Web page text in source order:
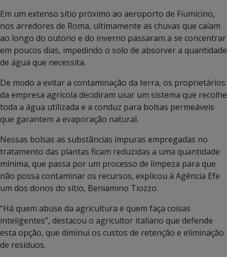
Em um extenso sítio próximo ao aeroporto de Fiumicino,
nos arredores de Roma, ultimamente as chuvas que caíam
ao longo do outono e do inverno passaram a se concentrar
em poucos dias, impedindo o solo de absorver a quantidade
de água que necessita.
De modo a evitar a contaminação da terra, os proprietários
da empresa agrícola decidiram usar um sistema que recolhe
toda a água utilizada e a conduz para bolsas permeáveis
que garantem a evaporação natural.
Nessas bolsas as substâncias impuras empregadas no
tratamento das plantas ficam reduzidas a uma quantidade
mínima, que passa por um processo de limpeza para que
não possa contaminar os recursos, explicou à Agência Efe
um dos donos do sítio, Beniamino Tiozzo.
“Há quem abuse da agricultura e quem faça coisas
inteligentes”, destacou o agricultor italiano que defende
esta opção, que diminui os custos de retenção e eliminação
de resíduos.